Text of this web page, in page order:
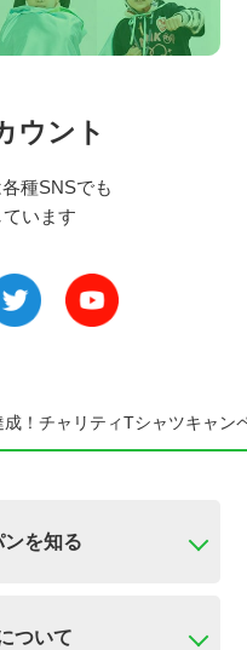
ウント
種SNSでも
います
成！チャリティTシャツキャ
ンを知る
ついて